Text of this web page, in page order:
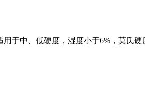
于中、低硬度，湿度小于6%，莫氏